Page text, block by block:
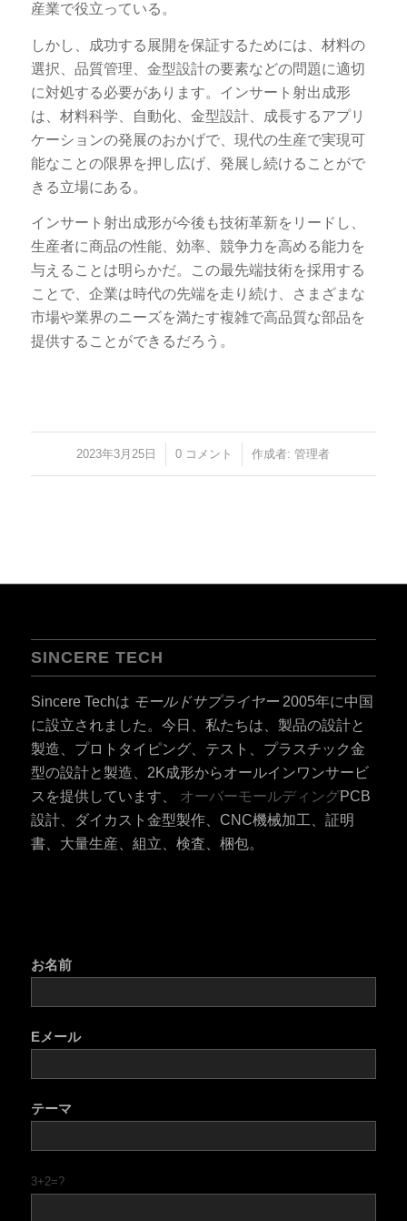
産業で役立っている。
しかし、成功する展開を保証するためには、材料の
選択、品質管理、金型設計の要素などの問題に適切
に対処する必要があります。インサート射出成形
は、材料科学、自動化、金型設計、成長するアプリ
ケーションの発展のおかげで、現代の生産で実現可
能なことの限界を押し広げ、発展し続けることがで
きる立場にある。
インサート射出成形が今後も技術革新をリードし、
生産者に商品の性能、効率、競争力を高める能力を
与えることは明らかだ。この最先端技術を採用する
ことで、企業は時代の先端を走り続け、さまざまな
市場や業界のニーズを満たす複雑で高品質な部品を
提供することができるだろう。
2023年3月25日
/ 0 コメント
/ 作成者:管理者
SINCERE TECH
Sincere Techは モールドサプライヤー2005年に中国
に設立されました。今日、私たちは、製品の設計と
製造、プロトタイピング、テスト、プラスチック金
型の設計と製造、2K成形からオールインワンサービ
スを提供しています、 オーバーモールディングPCB
設計、ダイカスト金型製作、CNC機械加工、証明
書、大量生産、組立、検査、梱包。
お名前
Eメール
テーマ
3+2=?